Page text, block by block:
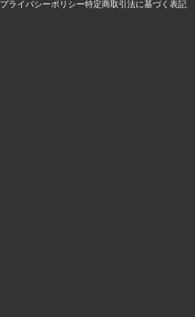
プライバシーポリシー特定商取引法に基づく表記